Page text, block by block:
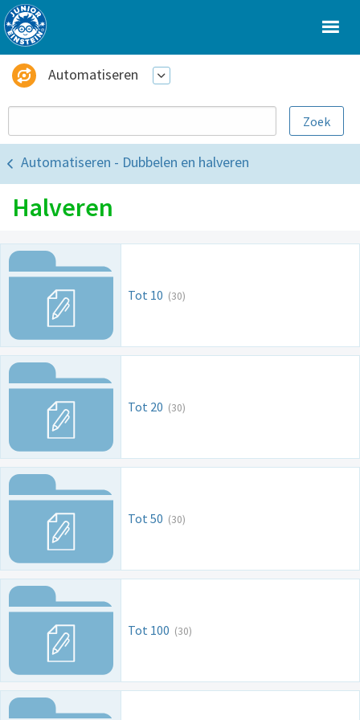
Automatiseren
Automatiseren - Dubbelen en halveren
Halveren
Tot 10 (30)
Tot 20 (30)
Tot 50 (30)
Tot 100 (30)